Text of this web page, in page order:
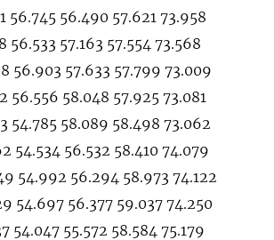
56.745 56.490 57.621 73.958
56.533 57.163 57.554 73.568
56.903 57.633 57.799 73.009
56.556 58.048 57.925 73.081
54.785 58.089 58.498 73.062
54.534 56.532 58.410 74.079
54.992 56.294 58.973 74.122
54.697 56.377 59.037 74.250
54.047 55.572 58.584 75.179